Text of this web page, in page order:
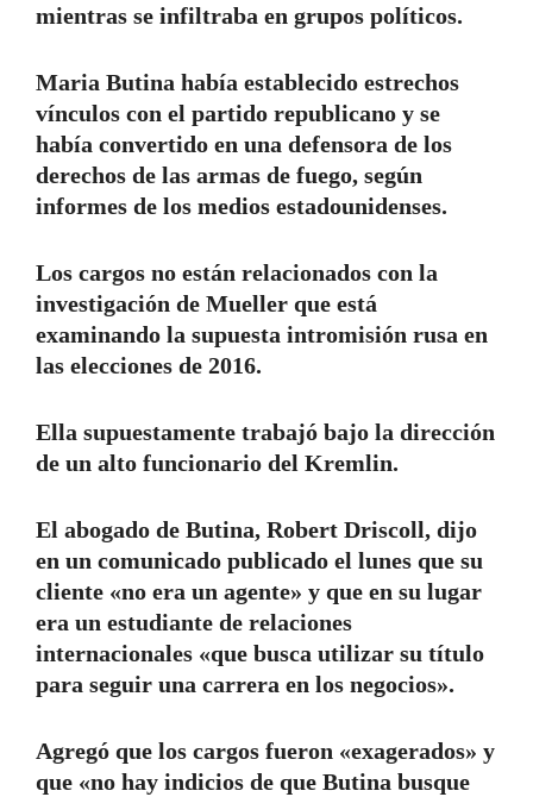
mientras se infiltraba en grupos políticos.
Maria Butina había establecido estrechos
vínculos con el partido republicano y se
había convertido en una defensora de los
derechos de las armas de fuego, según
informes de los medios estadounidenses.
Los cargos no están relacionados con la
investigación de Mueller que está
examinando la supuesta intromisión rusa en
las elecciones de 2016.
Ella supuestamente trabajó bajo la dirección
de un alto funcionario del Kremlin.
El abogado de Butina, Robert Driscoll, dijo
en un comunicado publicado el lunes que su
cliente «no era un agente» y que en su lugar
era un estudiante de relaciones
internacionales «que busca utilizar su título
para seguir una carrera en los negocios».
Agregó que los cargos fueron «exagerados» y
que «no hay indicios de que Butina busque